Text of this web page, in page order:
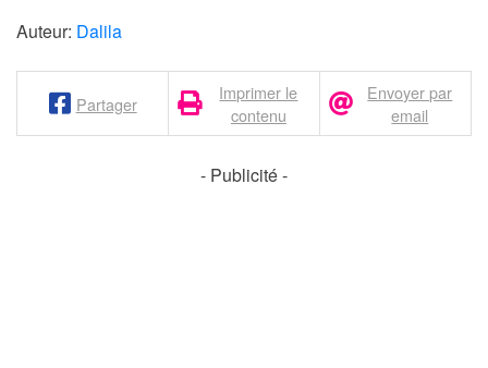
Auteur: Dalila
Partager
Imprimer le
contenu
Envoyer par
email
- Publicité -